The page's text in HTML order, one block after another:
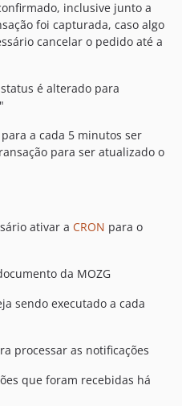
inclusive junto a
foi capturada, caso algo
cancelar o pedido até a
é alterado para
a cada 5 minutos ser
para ser atualizado o
ativar a CRON para o
da MOZG
sendo executado a cada
processar as notificações
que foram recebidas há